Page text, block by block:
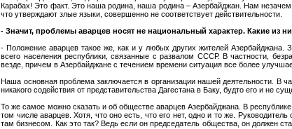
Карабах! Это факт. Это наша родина, наша родина – Азербайджан. Нам
что утверждают злые языки, совершенно не соответствует действительности.
- Значит, проблемы аварцев носят не национальный характер. Какие из
- Положение аварцев такое же, как и у любых других жителей Азербайджана.
всего населения республики, связанные с развалом СССР. В частности,
везде, причем в Азербайджане с течением времени ситуация все более
Наша основная проблема заключается в организации нашей деятельности. В
никакого содействия от представительства Дагестана в Баку, будто его и не
То же самое можно сказать и об обществе аварцев Азербайджана. В
том числе аварцев. Хотя, что оно есть, что его нет, одно и то же.
там бизнесом. Как это так? Ведь если он председатель общества, он должен